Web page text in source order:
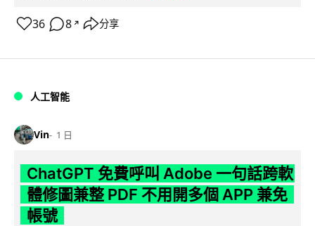
36 8 ↗ 分享
人工智能
Vin 1 日
ChatGPT 免費呼叫 Adobe 一句話跨軟
體修圖兼整 PDF 不用開多個 APP 兼免
帳號